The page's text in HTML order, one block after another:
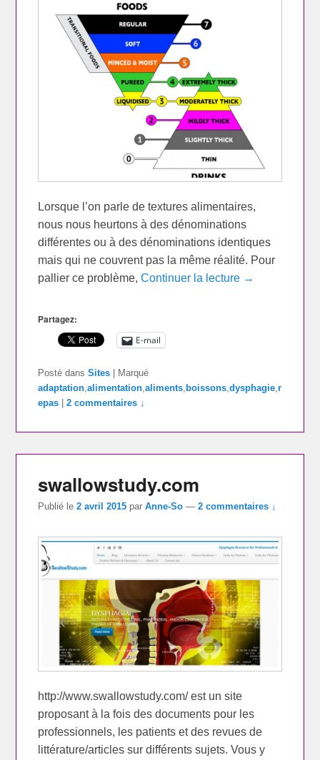
Lorsque l’on parle de textures alimentaires,
nous nous heurtons à des dénominations
différentes ou à des dénominations identiques
mais qui ne couvrent pas la même réalité. Pour
pallier ce problème,Continuer la lecture →
Partagez:
E-mail
Posté dans Sites
Marqué
adaptation,alimentation,aliments, boissons,dysphagie,r
epas
|2 commentaires ↓
swallowstudy.com
Publié le2 avril 2015 parAnne-So —2 commentaires ↓
http://www.swallowstudy.com/ est un site
proposant à la fois des documents pour les
professionnels, les patients et des revues de
littérature/articles sur différents sujets. Vous y